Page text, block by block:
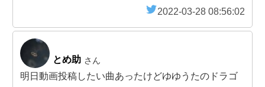
2022-03-28 08:56:02
とめ助 さん
明日動画投稿したい曲あったけどゆゆうたのドラゴ